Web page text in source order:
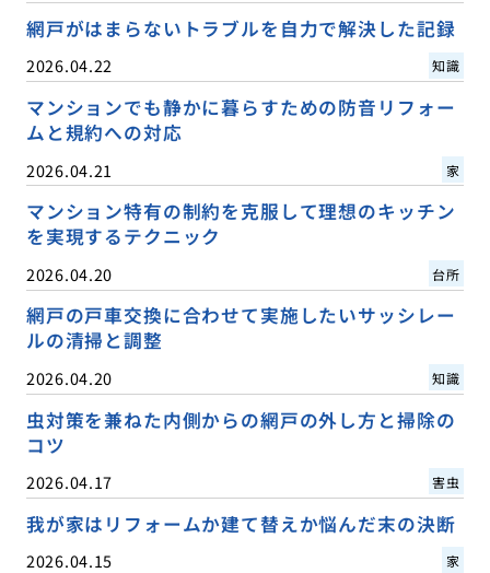
網戸がはまらないトラブルを自力で解決した記録
2026.04.22 知識
マンションでも静かに暮らすための防音リフォー
ムと規約への対応
2026.04.21 家
マンション特有の制約を克服して理想のキッチン
を実現するテクニック
2026.04.20 台所
網戸の戸車交換に合わせて実施したいサッシレー
ルの清掃と調整
2026.04.20 知識
虫対策を兼ねた内側からの網戸の外し方と掃除の
コツ
2026.04.17 害虫
我が家はリフォームか建て替えか悩んだ末の決断
2026.04.15 家